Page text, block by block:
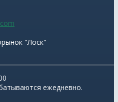
"Лоск"
ежедневно.